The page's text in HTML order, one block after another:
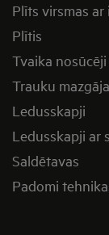
Plīts virsmas
Plītis
Tvaika nosūcēji
Trauku
Ledusskapji
Ledusskapji ar
Saldētavas
Padomi